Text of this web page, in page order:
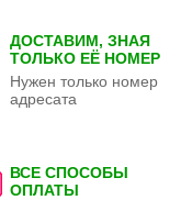
ДОСТАВИМ, ЗНАЯ
ТОЛЬКО ЕЁ НОМЕР
Нужен только номер
адресата
ВСЕ СПОСОБЫ
ОПЛАТЫ